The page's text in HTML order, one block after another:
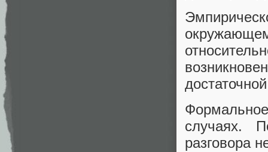
случаях.
разговора